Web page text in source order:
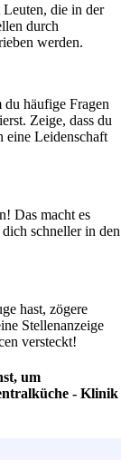
die in der
durch
werden.
du häufige Fragen
Zeige, dass du
eine Leidenschaft
Das macht es
schneller in den
hast, zögere
Stellenanzeige
versteckt!
um
- Klinik